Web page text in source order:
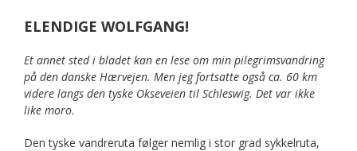
ELENDIGE WOLFGANG!
Et annet sted i bladet kan en lese om min pilegrimsvandring
på den danske Hærvejen. Men jeg fortsatte også ca. 60 km
videre langs den tyske Okseveien til Schleswig. Det var ikke
like moro.
Den tyske vandreruta følger nemlig i stor grad sykkelruta,